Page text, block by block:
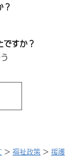
すか？
> 福祉政策 > 援護